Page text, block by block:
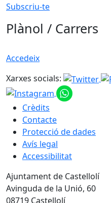
Subscriu-te
Plànol / Carrers
Accedeix
Xarxes socials:
Crèdits
Contacte
Protecció de dades
Avís legal
Accessibilitat
Ajuntament de Castellolí
Avinguda de la Unió, 60
08719 Castellolí